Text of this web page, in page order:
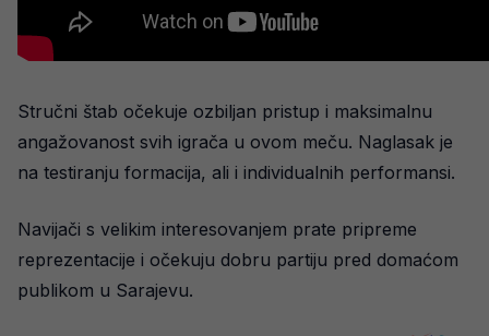
Stručni štab očekuje ozbiljan pristup i maksimalnu
angažovanost svih igrača u ovom meču. Naglasak je
na testiranju formacija, ali i individualnih performansi.
Navijači s velikim interesovanjem prate pripreme
reprezentacije i očekuju dobru partiju pred domaćom
publikom u Sarajevu.